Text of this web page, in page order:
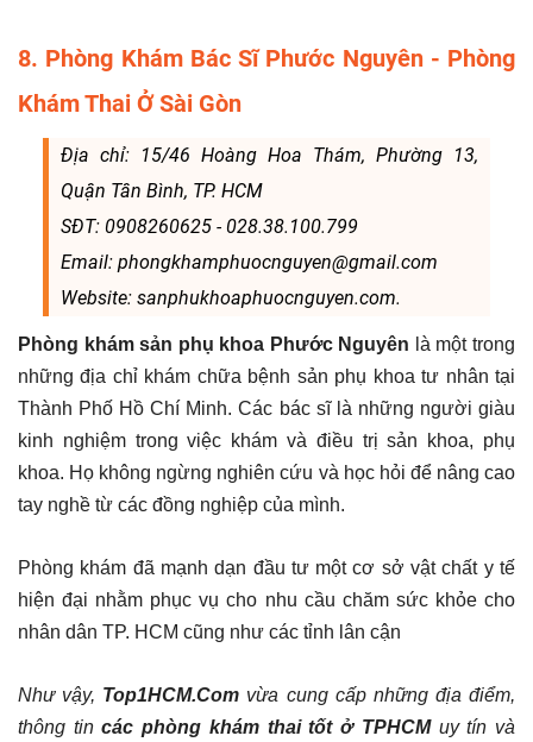
8. Phòng Khám Bác Sĩ Phước Nguyên - Phòng
Khám Thai Ở Sài Gòn
Địa chỉ: 15/46 Hoàng Hoa Thám, Phường 13,
Quận Tân Bình, TP. HCM
SĐT: 0908260625 - 028.38.100.799
Email: phongkhamphuocnguyen@gmail.com
Website: sanphukhoaphuocnguyen.com.
Phòng khám sản phụ khoa Phước Nguyên là một trong
những địa chỉ khám chữa bệnh sản phụ khoa tư nhân tại
Thành Phố Hồ Chí Minh. Các bác sĩ là những người giàu
kinh nghiệm trong việc khám và điều trị sản khoa, phụ
khoa. Họ không ngừng nghiên cứu và học hỏi để nâng cao
tay nghề từ các đồng nghiệp của mình.
Phòng khám đã mạnh dạn đầu tư một cơ sở vật chất y tế
hiện đại nhằm phục vụ cho nhu cầu chăm sức khỏe cho
nhân dân TP. HCM cũng như các tỉnh lân cận
Như vậy, Top1HCM.Com vừa cung cấp những địa điểm,
thông tincác phòng khám thai tốt ở TPHCMuy tín và